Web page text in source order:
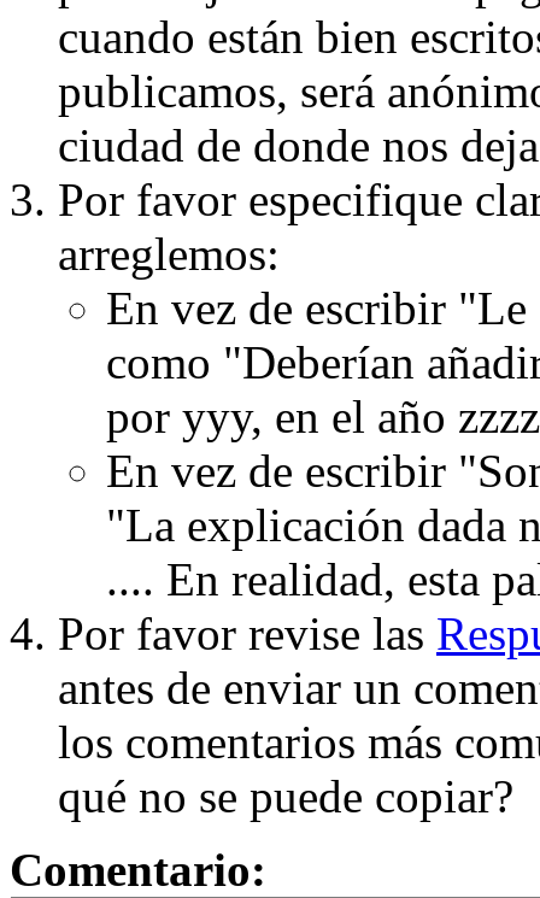
cuando están bien
publicamos, será
ciudad de donde nos
Por favor especifique
arreglemos:
En vez de escribir
como "Deberían
por yyy, en el año
En vez de escribir
"La explicación dada
.... En realidad, esta
Por favor revise las
antes de enviar un
los comentarios más
qué no se puede copiar?
Comentario: